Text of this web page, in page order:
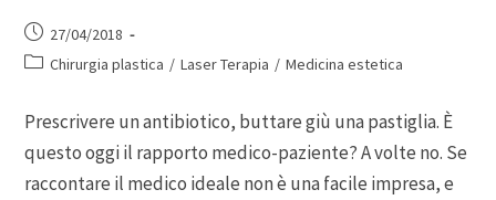
27/04/2018
Chirurgia plastica / Laser Terapia / Medicina estetica
Prescrivere un antibiotico, buttare giù una pastiglia. È
questo oggi il rapporto medico-paziente? A volte no. Se
raccontare il medico ideale non è una facile impresa, e